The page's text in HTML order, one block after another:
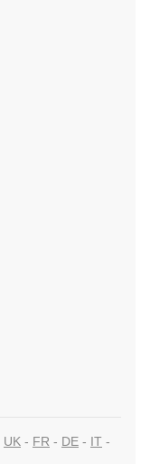
UK - FR - DE - IT -